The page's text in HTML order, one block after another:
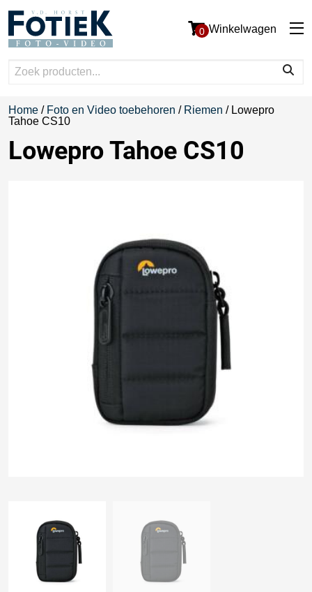
0 Winkelwagen
Home / Foto en Video toebehoren / Riemen / Lowepro
Tahoe CS10
Lowepro Tahoe CS10